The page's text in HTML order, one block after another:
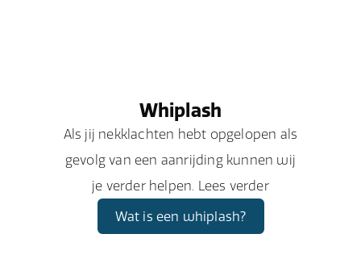
Whiplash
Als jij nekklachten hebt opgelopen als
gevolg van een aanrijding kunnen wij
je verder helpen. Lees verder
Wat is een whiplash?